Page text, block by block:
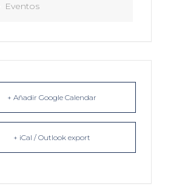
Eventos
+ Añadir Google Calendar
+ iCal / Outlook export